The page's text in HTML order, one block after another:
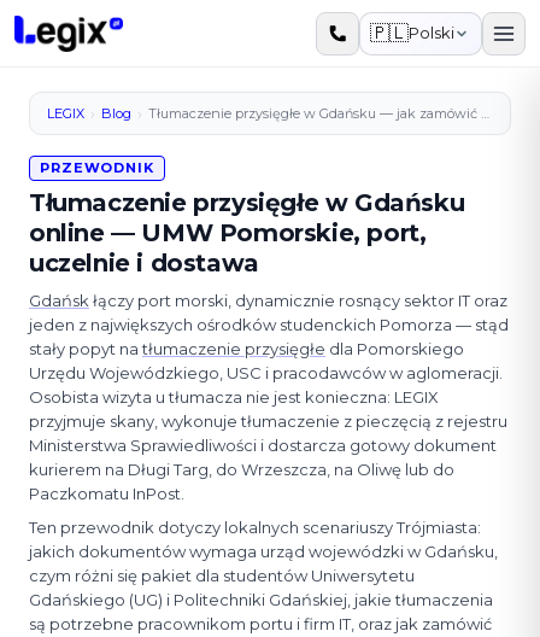
Przejdź do treści
🇵🇱Polski
LEGIX › Blog › Tłumaczenie przysięgłe w Gdańsku — jak zamówić online?
PRZEWODNIK
Tłumaczenie przysięgłe w Gdańsku
online — UMW Pomorskie, port,
uczelnie i dostawa
Gdańsk łączy port morski, dynamicznie rosnący sektor IT oraz
jeden z największych ośrodków studenckich Pomorza — stąd
stały popyt natłumaczenie przysięgłe dla Pomorskiego
Urzędu Wojewódzkiego, USC i pracodawców w aglomeracji.
Osobista wizyta u tłumacza nie jest konieczna: LEGIX
przyjmuje skany, wykonuje tłumaczenie z pieczęcią z rejestru
Ministerstwa Sprawiedliwości i dostarcza gotowy dokument
kurierem na Długi Targ, do Wrzeszcza, na Oliwę lub do
Paczkomatu InPost.
Ten przewodnik dotyczy lokalnych scenariuszy Trójmiasta:
jakich dokumentów wymaga urząd wojewódzki w Gdańsku,
czym różni się pakiet dla studentów Uniwersytetu
Gdańskiego (UG) i Politechniki Gdańskiej, jakie tłumaczenia
są potrzebne pracownikom portu i firm IT, oraz jak zamówić